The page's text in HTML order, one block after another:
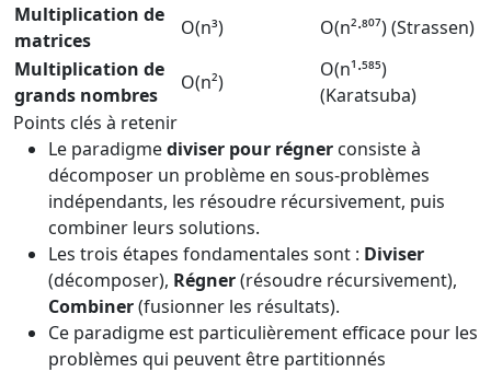
Multiplication de
matrices
O(n³)
O(n²·⁸⁰⁷) (Strassen)
Multiplication de
grands nombres
O(n²)
O(n¹·⁵⁸⁵)
(Karatsuba)
Points clés à retenir
Le paradigmediviser pour régner consiste à
décomposer un problème en sous-problèmes
indépendants, les résoudre récursivement, puis
combiner leurs solutions.
Les trois étapes fondamentales sont : Diviser
(décomposer), Régner(résoudre récursivement),
Combiner(fusionner les résultats).
Ce paradigme est particulièrement efficace pour les
problèmes qui peuvent être partitionnés